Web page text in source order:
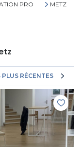
PRO
METZ
PLUS RÉCENTES